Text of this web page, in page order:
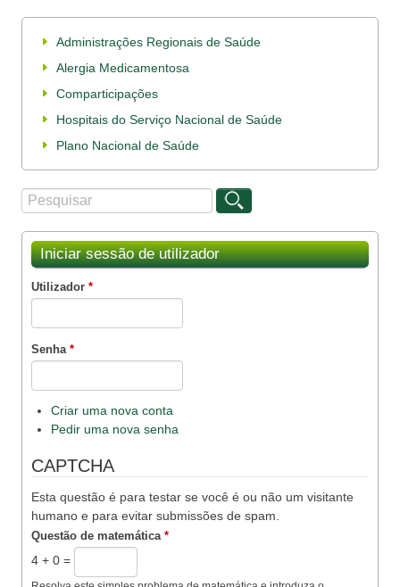
Administrações Regionais de Saúde
Alergia Medicamentosa
Comparticipações
Hospitais do Serviço Nacional de Saúde
Plano Nacional de Saúde
Formulário de procura
Procurar
Iniciar sessão de utilizador
Utilizador *
Senha *
Criar uma nova conta
Pedir uma nova senha
CAPTCHA
Esta questão é para testar se você é ou não um visitante
humano e para evitar submissões de spam.
Questão de matemática *
4 + 0 =